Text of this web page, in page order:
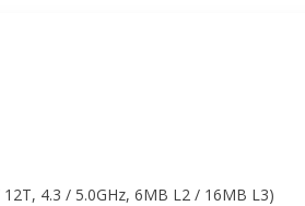
4.3 / 5.0GHz, 6MB L2 / 16MB L3)